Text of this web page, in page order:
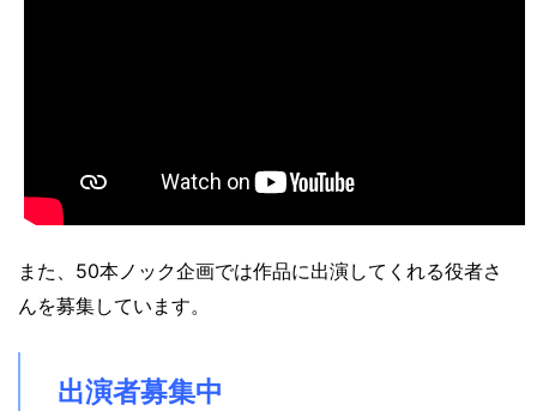
また、50本ノック企画では作品に出演してくれる役者さ
んを募集しています。
出演者募集中